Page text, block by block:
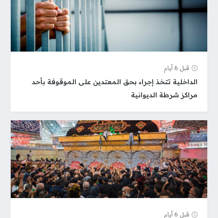
قبل 6 أيام
الداخلية تتخذ إجراء بحق المعتدين على الموقوفة بأحد
مراكز شرطة الديوانية
قبل 6 أيام